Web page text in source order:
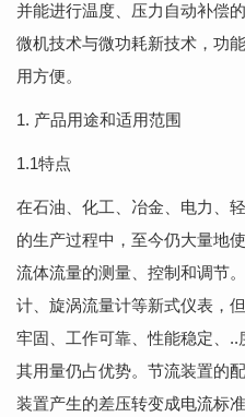
并能进行温度、压力自动补偿
微机技术与微功耗新技术，功
用方便。
1. 产品用途和适用范围
1.1特点
在石油、化工、冶金、电力、
的生产过程中，至今仍大量地
流体流量的测量、控制和调节
计、旋涡流量计等新式仪表，
牢固、工作可靠、性能稳定、
其用量仍占优势。节流装置
装置产生的差压转变成电流标